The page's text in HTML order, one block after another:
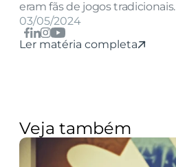
eram fãs de jogos tradicionais.
03/05/2024
Ler matéria completa
Veja também